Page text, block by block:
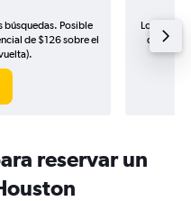
búsquedas. Posible
de $126 sobre el
Los
de
reservar un